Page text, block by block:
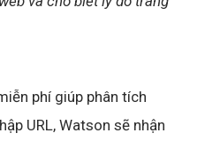
phí giúp phân tích
URL, Watson sẽ nhận